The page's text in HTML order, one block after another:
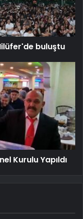
buluştu
Kurulu Yapıldı